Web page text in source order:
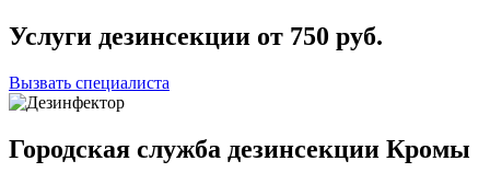
Услуги дезинсекции от 750 руб.
Вызвать специалиста
Городская служба дезинсекции Кромы